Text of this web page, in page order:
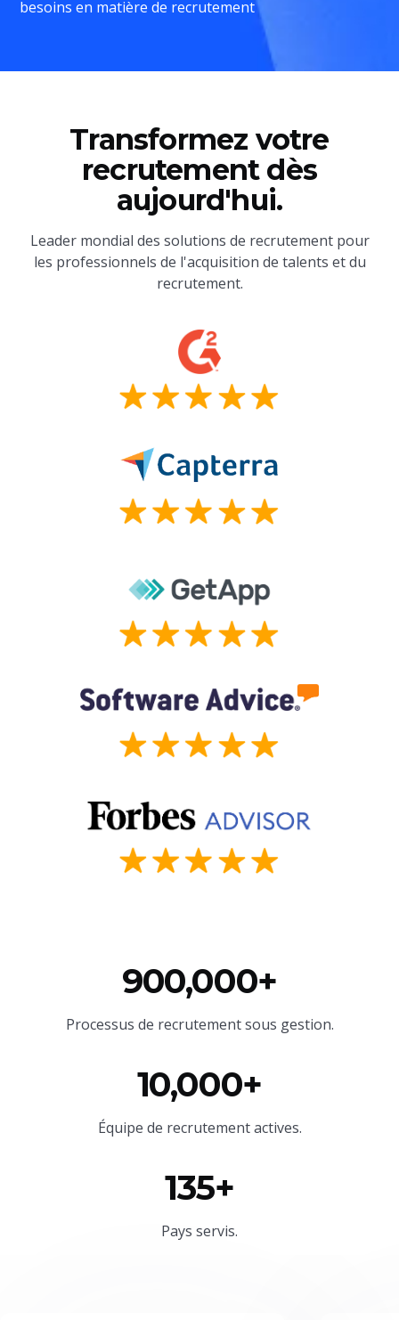
besoins en matière de recrutement
Transformez votre
recrutement dès
aujourd'hui.
Leader mondial des solutions de recrutement pour
les professionnels de l'acquisition de talents et du
recrutement.
900,000+
Processus de recrutement sous gestion.
10,000+
Équipe de recrutement actives.
135+
Pays servis.